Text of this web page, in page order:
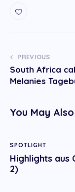
Post
navigation
PREVIOUS
South Africa
Melanies
You May
SPOTLIGHT
Highlights aus
2)